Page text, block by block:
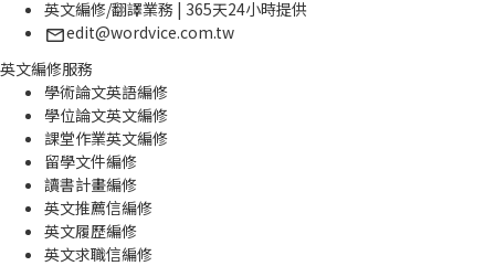
英文編修/翻譯業務 | 365天24小時提供
edit@wordvice.com.tw
英文編修服務
學術論文英語編修
學位論文英文編修
課堂作業英文編修
留學文件編修
讀書計畫編修
英文推薦信編修
英文履歷編修
英文求職信編修